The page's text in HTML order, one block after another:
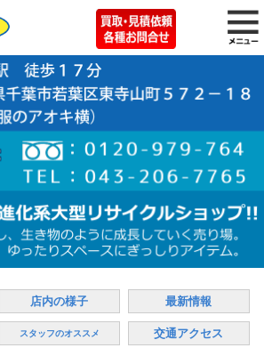
店内の様子 最新情報
スタッフのオススメ 交通アクセス